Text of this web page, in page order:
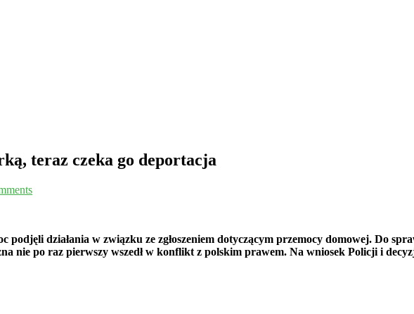
teraz czeka go deportacja
podjęli działania w związku ze zgłoszeniem dotyczącym przemocy domowej. Do
nie po raz pierwszy wszedł w konflikt z polskim prawem. Na wniosek Policji i